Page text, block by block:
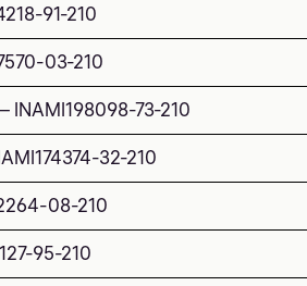
91-210
03-210
INAMI 198098-73-210
174374-32-210
08-210
95-210